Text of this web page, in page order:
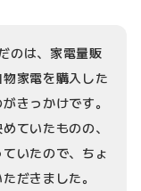
のは、家電量販
家電を購入した
きっかけです。
ていたものの、
いたので、ちょ
だきました。